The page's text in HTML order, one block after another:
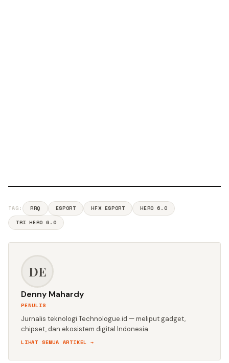
TAG: RRQ ESPORT HFX ESPORT
HERO 6.0
TRI HERO 6.0
DE
Denny Mahardy
PENULIS
Jurnalis teknologi Technologue.id — meliput gadget,
chipset, dan ekosistem digital Indonesia.
LIHAT SEMUA ARTIKEL →